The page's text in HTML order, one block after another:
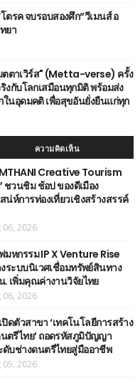
รค จบรอบสองศึก“วีเมนส์ อ
ยา
ตตาเวิร์ส" (Metta-verse) ครั้ง
งกับโลกเสมือนทุกมิติ พร้อมส่ง
นอุดมคติ เพื่อสุขอันยั่งยืนแก่ทุก
ความคิดเห็น
Creative Tourism
วนชิม ช้อป ของดีเมือง
ห์การท่องเที่ยวเชิงสร้างสรรค์
06, 2026
มหกรรม IP X Venture Rise
ะบบนิเวศเชื่อมทรัพย์สินทาง
เพิ่มคุณค่างานวิจัยไทย
06, 2026
ดตัวสาขา ‘เทคโนโลยีการสร้าง
ตรีไทย’ ​ถอดรหัสภูมิปัญญา
บช่างดนตรีไทยสู่มืออาชีพ
05, 2026